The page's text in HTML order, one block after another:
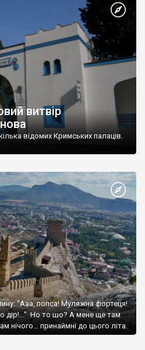
витвір
відомих Кримських палаців.
"Ааа, попса! Муляжна фортеця!
дір!..." Но то шо? А мене ще там
нічого... принаймні до цього літа.